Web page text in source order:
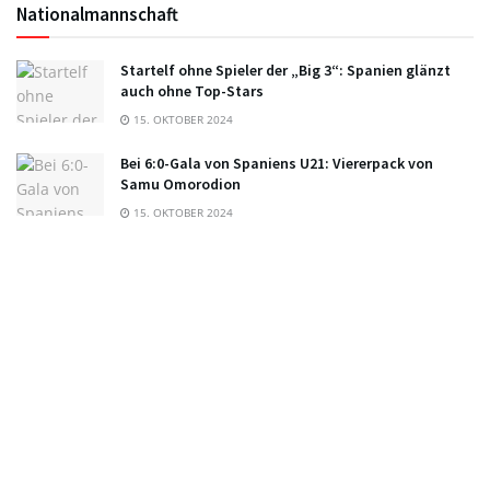
Nationalmannschaft
Startelf ohne Spieler der „Big 3“: Spanien glänzt
auch ohne Top-Stars
15. OKTOBER 2024
Bei 6:0-Gala von Spaniens U21: Viererpack von
Samu Omorodion
15. OKTOBER 2024